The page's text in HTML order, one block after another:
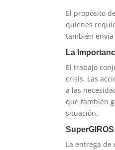
El propósito
quienes
también
La
El trabajo
crisis. Las
a las
que también
situación.
La entrega de